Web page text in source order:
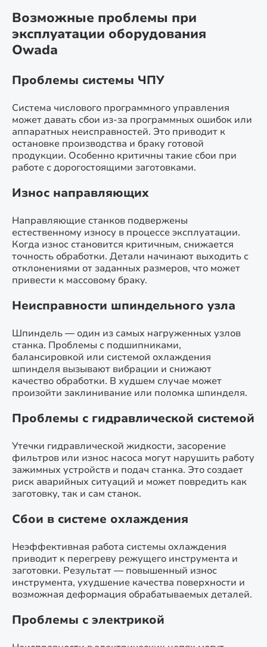
Возможные проблемы при
эксплуатации оборудования
Owada
Проблемы системы ЧПУ
Система числового программного управления
может давать сбои из-за программных ошибок или
аппаратных неисправностей. Это приводит к
остановке производства и браку готовой
продукции. Особенно критичны такие сбои при
работе с дорогостоящими заготовками.
Износ направляющих
Направляющие станков подвержены
естественному износу в процессе эксплуатации.
Когда износ становится критичным, снижается
точность обработки. Детали начинают выходить с
отклонениями от заданных размеров, что может
привести к массовому браку.
Неисправности шпиндельного узла
Шпиндель — один из самых нагруженных узлов
станка. Проблемы с подшипниками,
балансировкой или системой охлаждения
шпинделя вызывают вибрации и снижают
качество обработки. В худшем случае может
произойти заклинивание или поломка шпинделя.
Проблемы с гидравлической системой
Утечки гидравлической жидкости, засорение
фильтров или износ насоса могут нарушить работу
зажимных устройств и подач станка. Это создает
риск аварийных ситуаций и может повредить как
заготовку, так и сам станок.
Сбои в системе охлаждения
Неэффективная работа системы охлаждения
приводит к перегреву режущего инструмента и
заготовки. Результат — повышенный износ
инструмента, ухудшение качества поверхности и
возможная деформация обрабатываемых деталей.
Проблемы с электрикой